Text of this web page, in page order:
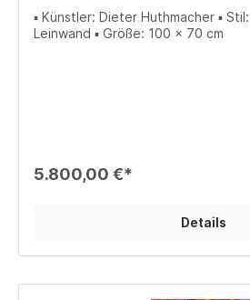
▪ Künstler: Dieter Huthmacher ▪
Leinwand ▪ Größe: 100 x 70 cm
5.800,00 €*
Details